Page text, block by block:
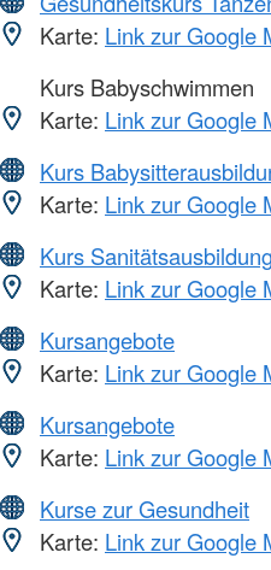
Karte: Link zur Google
Kurs Babyschwimmen
Karte: Link zur Google
Kurs
Karte: Link zur Google
Kurs Sanitätsausbildung
Karte: Link zur Google
Kursangebote
Karte: Link zur Google
Kursangebote
Karte: Link zur Google
Kurse zur Gesundheit
Karte: Link zur Google